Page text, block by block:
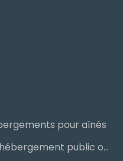
pour aînés
Les étapes pour trouver un hébergement public ou privé